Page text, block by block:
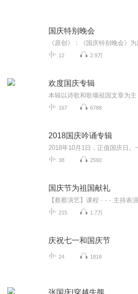
国庆特别晚会
12 2.9万
欢度国庆专辑
167 6788
2018国庆吟诵专辑
38 2592
国庆节为祖国献礼
215 1.7万
庆祝七一和国庆节
24 1818
张国庆|穿越牛熊